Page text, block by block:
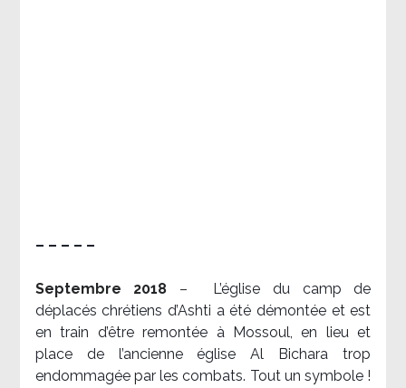
– – – – –
Septembre 2018 –
L’église du camp de
déplacés chrétiens d’Ashti a été démontée et est
en train d’être remontée à Mossoul, en lieu et
place de l’ancienne église Al Bichara trop
endommagée par les combats. Tout un symbole !